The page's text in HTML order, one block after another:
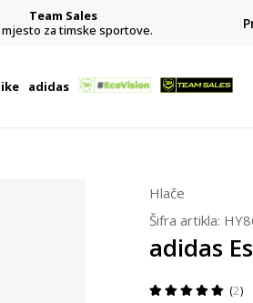
Team Sales
za timske sportove.
adidas
Hlače
Šifra artikla:
adidas
2